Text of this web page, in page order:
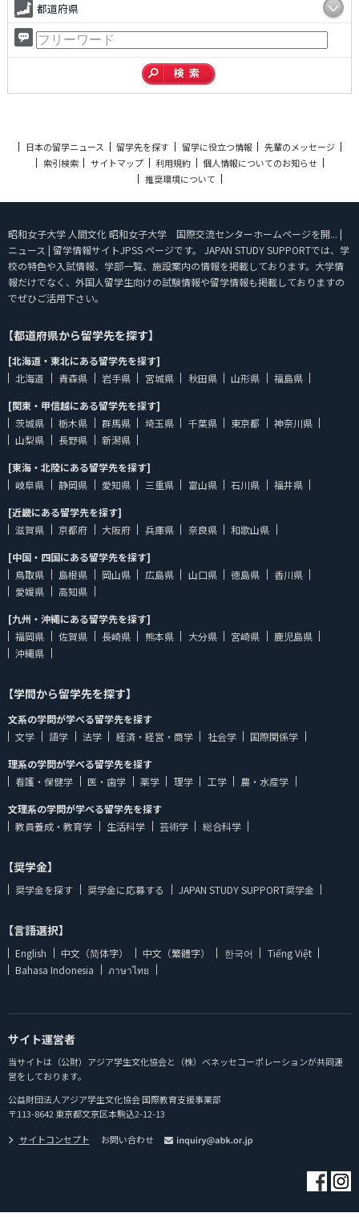
都道府県
日本の留学ニュース 留学先を探す 留学に役立つ情報
先輩のメッセージ
索引検索
サイトマップ 利用規約
個人情報についてのお知らせ
推奨環境について
昭和女子大学 人間文化 昭和女子大学 国際交流センターホームページを開... |
ニュース | 留学情報サイトJPSS ページです。 JAPAN STUDY SUPPORTでは、学
校の特色や入試情報、学部一覧、施設案内の情報を掲載しております。大学情
報だけでなく、外国人留学生向けの試験情報や留学情報も掲載しておりますの
でぜひご活用下さい。
【都道府県から留学先を探す】
[北海道・東北にある留学先を探す]
北海道
青森県 岩手県 宮城県 秋田県 山形県
福島県
[関東・甲信越にある留学先を探す]
茨城県
栃木県 群馬県 埼玉県 千葉県 東京都
神奈川県
山梨県
長野県
新潟県
[東海・北陸にある留学先を探す]
岐阜県
静岡県 愛知県 三重県 富山県 石川県
福井県
[近畿にある留学先を探す]
滋賀県
京都府 大阪府 兵庫県 奈良県
和歌山県
[中国・四国にある留学先を探す]
鳥取県
島根県 岡山県 広島県 山口県 徳島県
香川県
愛媛県
高知県
[九州・沖縄にある留学先を探す]
福岡県
佐賀県 長崎県 熊本県 大分県 宮崎県
鹿児島県
沖縄県
【学問から留学先を探す】
文系の学問が学べる留学先を探す
文学
語学 法学 経済・経営・商学 社会学
国際関係学
理系の学問が学べる留学先を探す
看護・保健学
医・歯学 薬学 理学 工学
農・水産学
文理系の学問が学べる留学先を探す
教員養成・教育学
生活科学 芸術学 総合科学
【奨学金】
奨学金を探す 奨学金に応募する JAPAN STUDY SUPPORT奨学金
【言語選択】
English 中文（简体字） 中文（繁體字） 한국어
Tiếng Việt
Bahasa Indonesia
ภาษาไทย
サイト運営者
当サイトは（公財）アジア学生文化協会と（株）ベネッセコーポレーションが共同運
営をしております。
公益財団法人アジア学生文化協会 国際教育支援事業部
〒113-8642 東京都文京区本駒込2-12-13
サイトコンセプト
お問い合わせ